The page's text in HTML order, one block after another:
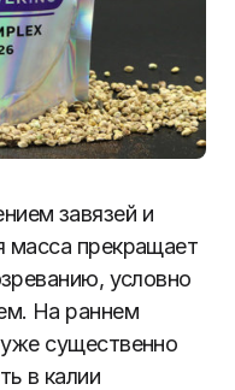
завязей и
масса прекращает
условно
На раннем
существенно
в калии